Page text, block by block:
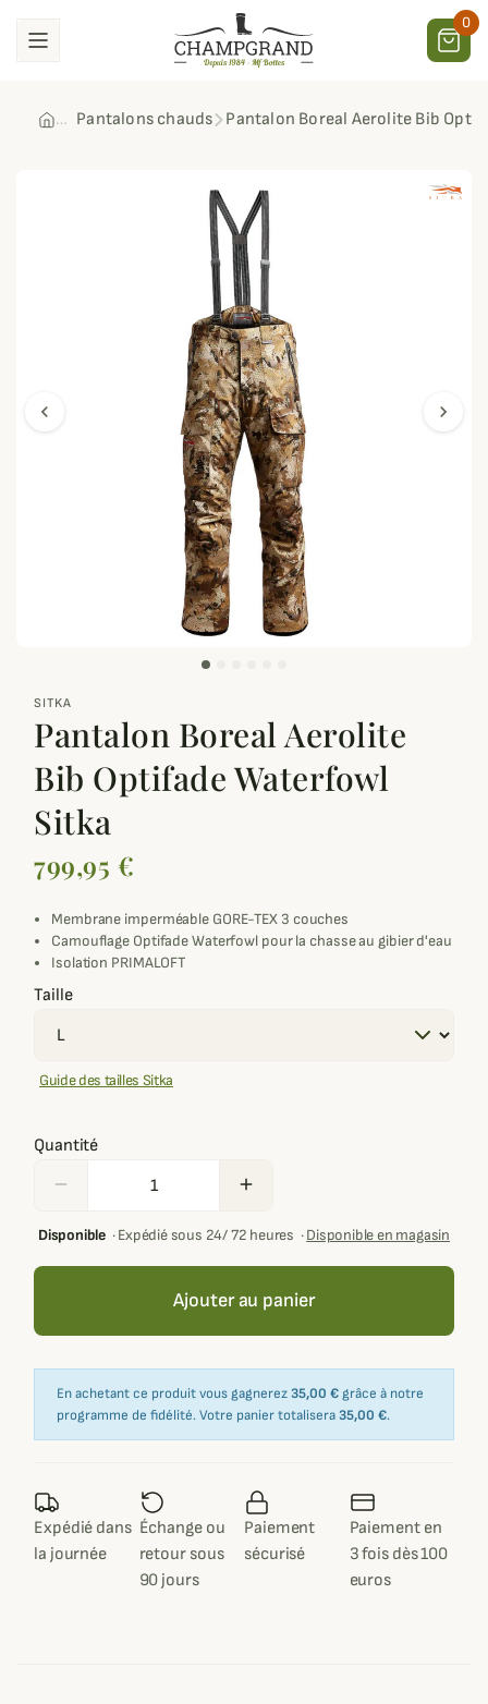
0
Pantalons chauds Pantalon Boreal Aerolite Bib
chevron_left chevron_right
SITKA
Pantalon Boreal Aerolite
Bib Optifade Waterfowl
Sitka
799,95 €
Membrane imperméable GORE-TEX 3 couches
Camouflage Optifade Waterfowl pour la chasse au gibier d'eau
Isolation PRIMALOFT
Taille
Guide des tailles Sitka
Quantité
remove add
Disponible·Expédié sous 24/ 72 heures ·Disponible en magasin
Ajouter au panier
En achetant ce produit vous gagnerez35,00 € grâce à notre
programme de fidélité. Votre panier totalisera35,00 €.
Expédié dans
la journée
Échange ou
retour sous
90 jours
Paiement
sécurisé
Paiement en
3 fois dès 100
euros